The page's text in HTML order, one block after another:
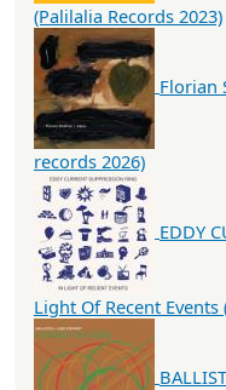
(Palilalia Records 2023)
Florian
records 2026)
EDDY
Light Of Recent Events